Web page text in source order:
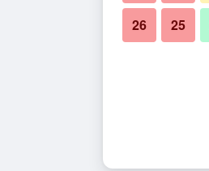
25
26